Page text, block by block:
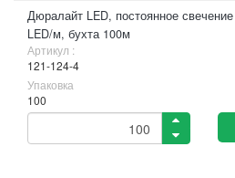
Дюралайт LED, постоянное
LED/м, бухта 100м
Артикул :
121-124-4
Упаковка
100